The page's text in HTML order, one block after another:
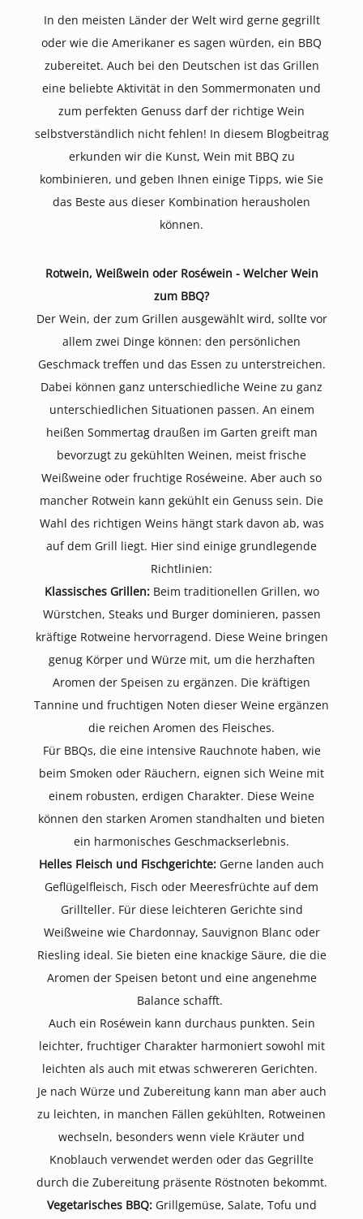
In den meisten Länder der Welt wird gerne gegrillt
oder wie die Amerikaner es sagen würden, ein BBQ
zubereitet. Auch bei den Deutschen ist das Grillen
eine beliebte Aktivität in den Sommermonaten und
zum perfekten Genuss darf der richtige Wein
selbstverständlich nicht fehlen! In diesem Blogbeitrag
erkunden wir die Kunst, Wein mit BBQ zu
kombinieren, und geben Ihnen einige Tipps, wie Sie
das Beste aus dieser Kombination herausholen
können.
Rotwein, Weißwein oder Roséwein - Welcher Wein
zum BBQ?
Der Wein, der zum Grillen ausgewählt wird, sollte vor
allem zwei Dinge können: den persönlichen
Geschmack treffen und das Essen zu unterstreichen.
Dabei können ganz unterschiedliche Weine zu ganz
unterschiedlichen Situationen passen. An einem
heißen Sommertag draußen im Garten greift man
bevorzugt zu gekühlten Weinen, meist frische
Weißweine oder fruchtige Roséweine. Aber auch so
mancher Rotwein kann gekühlt ein Genuss sein. Die
Wahl des richtigen Weins hängt stark davon ab, was
auf dem Grill liegt. Hier sind einige grundlegende
Richtlinien:
Klassisches Grillen:Beim traditionellen Grillen, wo
Würstchen, Steaks und Burger dominieren, passen
kräftige Rotweine hervorragend. Diese Weine bringen
genug Körper und Würze mit, um die herzhaften
Aromen der Speisen zu ergänzen. Die kräftigen
Tannine und fruchtigen Noten dieser Weine ergänzen
die reichen Aromen des Fleisches.
Für BBQs, die eine intensive Rauchnote haben, wie
beim Smoken oder Räuchern, eignen sich Weine mit
einem robusten, erdigen Charakter. Diese Weine
können den starken Aromen standhalten und bieten
ein harmonisches Geschmackserlebnis.
Helles Fleisch und Fischgerichte: Gerne landen auch
Geflügelfleisch, Fisch oder Meeresfrüchte auf dem
Grillteller. Für diese leichteren Gerichte sind
Weißweine wie Chardonnay, Sauvignon Blanc oder
Riesling ideal. Sie bieten eine knackige Säure, die die
Aromen der Speisen betont und eine angenehme
Balance schafft.
Auch ein Roséwein kann durchaus punkten. Sein
leichter, fruchtiger Charakter harmoniert sowohl mit
leichten als auch mit etwas schwereren Gerichten.
Je nach Würze und Zubereitung kann man aber auch
zu leichten, in manchen Fällen gekühlten, Rotweinen
wechseln, besonders wenn viele Kräuter und
Knoblauch verwendet werden oder das Gegrillte
durch die Zubereitung präsente Röstnoten bekommt.
Vegetarisches BBQ:Grillgemüse, Salate, Tofu und